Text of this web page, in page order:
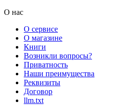
О нас
О сервисе
О магазине
Книги
Возникли вопросы?
Приватность
Наши преимущества
Реквизиты
Договор
llm.txt